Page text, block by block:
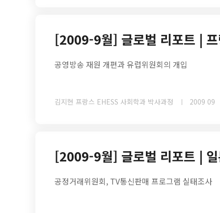
[2009-9월] 글로벌 리포트 |
공영방송 재원 개편과 유럽위원회의 개입
김지현 프랑스 EHESS 사회학과 박사과정 2009 09
[2009-9월] 글로벌 리포트 |
공정거래위원회, TV통신판매 프로그램 실태조사